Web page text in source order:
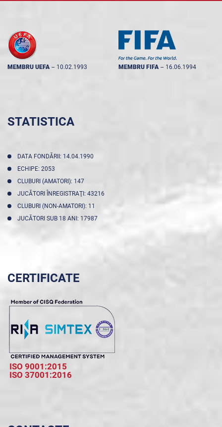
MEMBRU UEFA -- 10.02.1993 MEMBRU FIFA -- 16.06.1994
STATISTICA
DATA FONDĂRII: 14.04.1990
ECHIPE: 2053
CLUBURI (AMATORI): 147
JUCĂTORI ÎNREGISTRAŢI: 43216
CLUBURI (NON-AMATORI): 11
JUCĂTORI SUB 18 ANI: 17987
CERTIFICATE
ISO 9001:2015
ISO 37001:2016